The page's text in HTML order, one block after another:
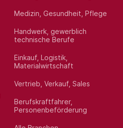
Medizin, Gesundheit, Pflege
Handwerk, gewerblich
technische Berufe
Einkauf, Logistik,
Materialwirtschaft
Vertrieb, Verkauf, Sales
Berufskraftfahrer,
Personenbeförderung